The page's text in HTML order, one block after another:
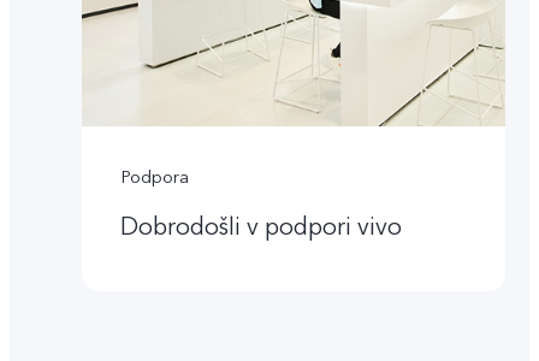
Podpora
Dobrodošli v podpori vivo